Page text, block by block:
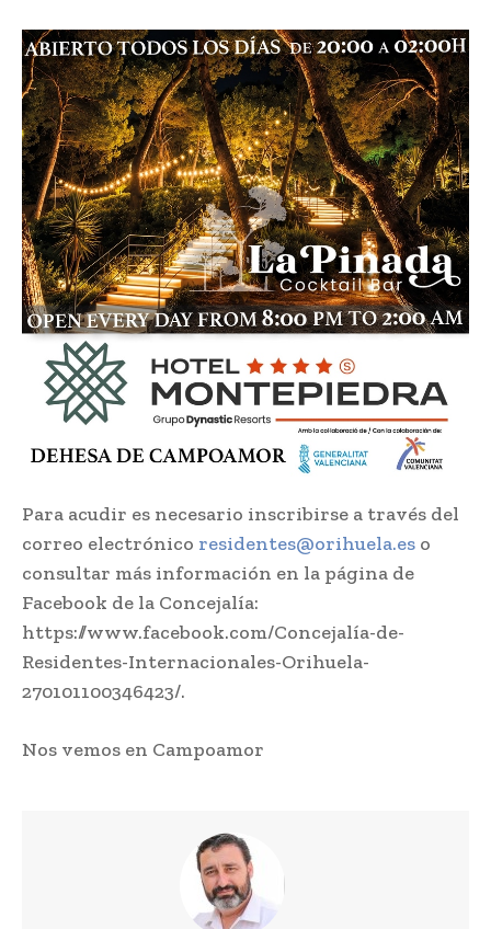
Para acudir es necesario inscribirse a través del
correo electrónico residentes@orihuela.es o
consultar más información en la página de
Facebook de la Concejalía:
https://www.facebook.com/Concejalía-de-
Residentes-Internacionales-Orihuela-
270101100346423/.
Nos vemos en Campoamor